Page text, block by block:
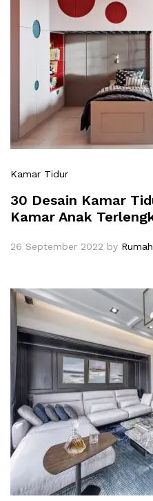
Kamar Tidur
30 Desain Kamar
Kamar Anak
26 September 2022 by